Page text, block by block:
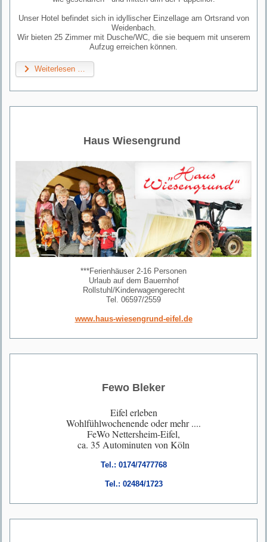
Unser Hotel befindet sich in idyllischer Einzellage am Ortsrand von
Weidenbach.
Wir bieten 25 Zimmer mit Dusche/WC, die sie bequem mit unserem
Aufzug erreichen können.
Weiterlesen …
Haus Wiesengrund
***Ferienhäuser 2-16 Personen
Urlaub auf dem Bauernhof
Rollstuhl/Kinderwagengerecht
Tel. 06597/2559
www.haus-wiesengrund-eifel.de
Fewo Bleker
Eifel erleben
Wohlfühlwochenende oder mehr ....
FeWo Nettersheim-Eifel,
ca. 35 Autominuten von Köln
Tel.: 0174/7477768
Tel.: 02484/1723